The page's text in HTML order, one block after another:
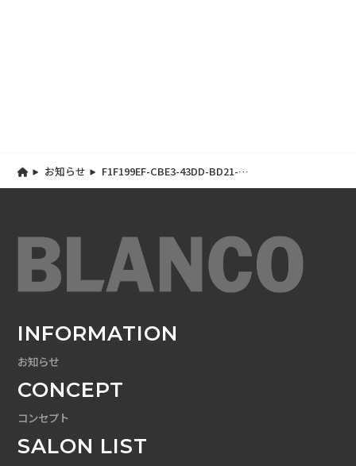
お知らせ
F1F199EF-CBE3-43DD-BD21-
A6C384625D22
INFORMATION
お知らせ
CONCEPT
コンセプト
SALON LIST